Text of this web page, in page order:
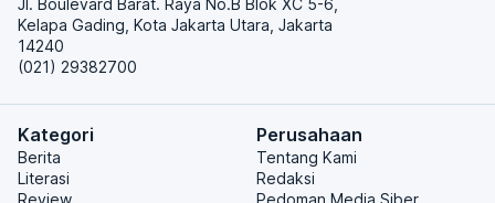
Jl. Boulevard Barat. Raya No.B Blok XC 5-6,
Kelapa Gading, Kota Jakarta Utara, Jakarta
14240
(021) 29382700
Kategori
Berita
Literasi
Review
Perusahaan
Tentang Kami
Redaksi
Pedoman Media Siber